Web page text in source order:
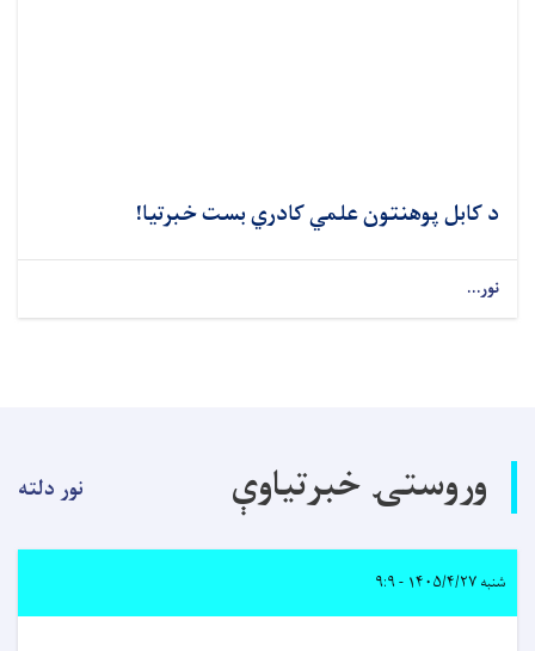
د کابل پوهنتون علمي کادري بست خبرتیا!
نور...
وروستۍ خبرتیاوې نور دلته
شنبه ۱۴۰۵/۴/۲۷ - ۹:۹